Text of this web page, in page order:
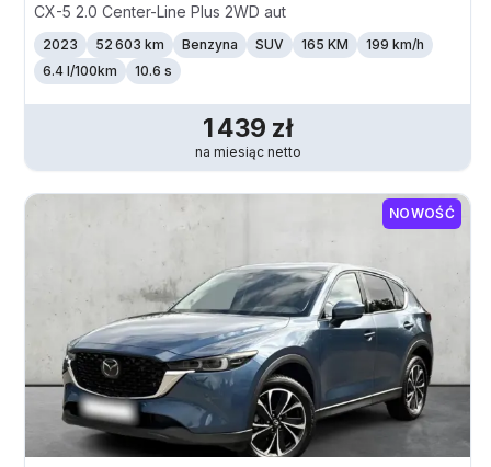
CX-5 2.0 Center-Line Plus 2WD aut
2023 52 603 km Benzyna SUV 165 KM 199 km/h
6.4 l/100km
10.6 s
1 439 zł
na miesiąc netto
NOWOŚĆ